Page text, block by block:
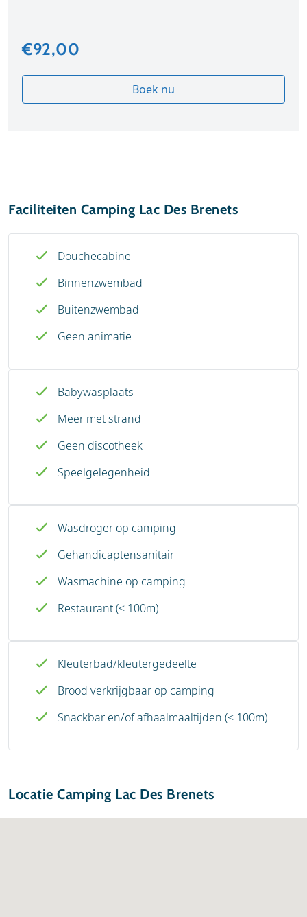
€92,00
Boek nu
Faciliteiten Camping Lac Des Brenets
Douchecabine
Binnenzwembad
Buitenzwembad
Geen animatie
Babywasplaats
Meer met strand
Geen discotheek
Speelgelegenheid
Wasdroger op camping
Gehandicaptensanitair
Wasmachine op camping
Restaurant (< 100m)
Kleuterbad/kleutergedeelte
Brood verkrijgbaar op camping
Snackbar en/of afhaalmaaltijden (< 100m)
Locatie Camping Lac Des Brenets